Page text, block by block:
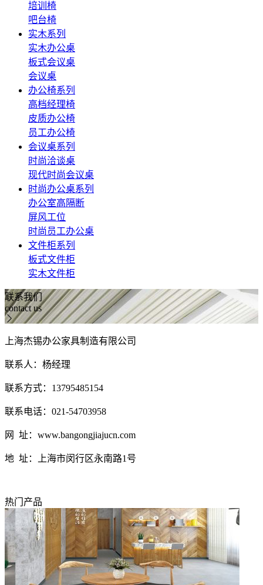
培训椅
吧台椅
实木系列
实木办公桌
板式会议桌
会议桌
办公椅系列
高档经理椅
皮质办公椅
员工办公椅
会议桌系列
时尚洽谈桌
现代时尚会议桌
时尚办公桌系列
办公室高隔断
屏风工位
时尚员工办公桌
文件柜系列
板式文件柜
实木文件柜
联系我们
contact us
上海杰锡办公家具制造有限公司
联系人：杨经理
联系方式：13795485154
联系电话：021-54703958
网 址：www.bangongjiajucn.com
地 址：上海市闵行区永南路1号
热门产品